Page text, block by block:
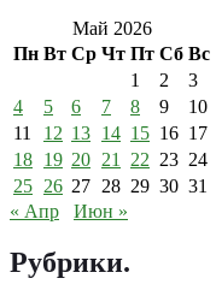
Май 2026
Пн Вт Ср Чт Пт Сб Вс
1
2
3
4
5 6 7 8 9
10
11
12 13 14 15 16 17
18 19 20 21 22 23 24
25 26 27 28 29 30 31
« Апр
Июн »
Рубрики.